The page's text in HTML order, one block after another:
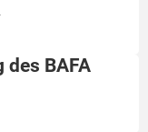
BAFA